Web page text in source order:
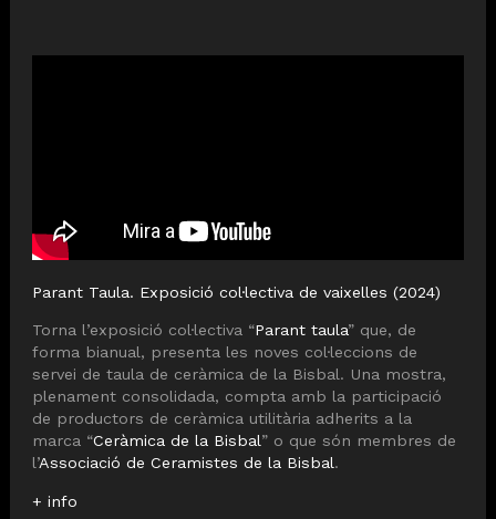
Parant Taula. Exposició col·lectiva de vaixelles (2024)
Torna l’exposició col·lectiva “Parant taula” que, de
forma bianual, presenta les noves col·leccions de
servei de taula de ceràmica de la Bisbal. Una mostra,
plenament consolidada, compta amb la participació
de productors de ceràmica utilitària adherits a la
marca “Ceràmica de la Bisbal” o que són membres de
l’Associació de Ceramistes de la Bisbal.
+ info